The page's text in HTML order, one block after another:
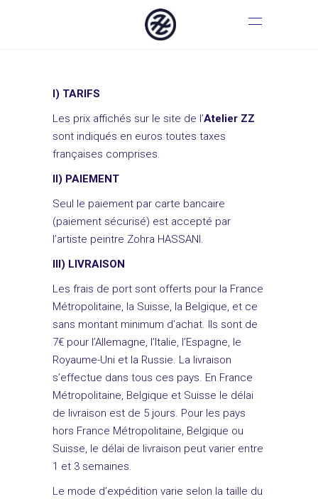
I) TARIFS
Les prix affichés sur le site de l’Atelier ZZ
sont indiqués en euros toutes taxes
françaises comprises.
II) PAIEMENT
Seul le paiement par carte bancaire
(paiement sécurisé) est accepté par
l’artiste peintre Zohra HASSANI.
III) LIVRAISON
Les frais de port sont offerts pour la France
Métropolitaine, la Suisse, la Belgique, et ce
sans montant minimum d’achat. Ils sont de
7€ pour l’Allemagne, l’Italie, l’Espagne, le
Royaume-Uni et la Russie. La livraison
s’effectue dans tous ces pays. En France
Métropolitaine, Belgique et Suisse le délai
de livraison est de 5 jours. Pour les pays
hors France Métropolitaine, Belgique ou
Suisse, le délai de livraison peut varier entre
1 et 3 semaines.
Le mode d’expédition varie selon la taille du